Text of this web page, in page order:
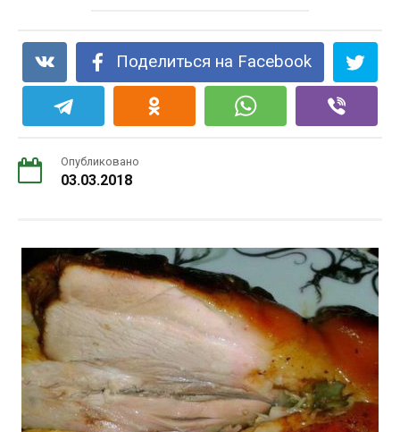
Поделиться на Facebook
Опубликовано
03.03.2018